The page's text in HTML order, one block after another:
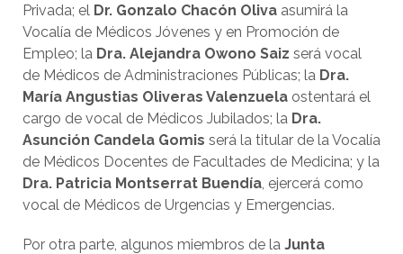
Privada; el Dr. Gonzalo Chacón Oliva asumirá la
Vocalía de Médicos Jóvenes y en Promoción de
Empleo; la Dra. Alejandra Owono Saiz será vocal
de Médicos de Administraciones Públicas; la Dra.
María Angustias Oliveras Valenzuela ostentará el
cargo de vocal de Médicos Jubilados; la Dra.
Asunción Candela Gomis será la titular de la Vocalía
de Médicos Docentes de Facultades de Medicina; y la
Dra. Patricia Montserrat Buendía , ejercerá como
vocal de Médicos de Urgencias y Emergencias.
Por otra parte, algunos miembros de la Junta